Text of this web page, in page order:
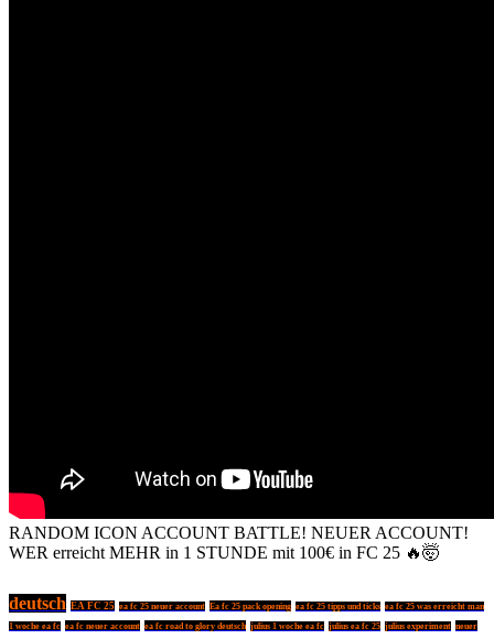
RANDOM ICON ACCOUNT BATTLE! NEUER ACCOUNT!
WER erreicht MEHR in 1 STUNDE mit 100€ in FC 25 🔥🤯
deutsch EA FC 25 ea fc 25 neuer account Ea fc 25 pack opening ea fc 25 tipps und ticks ea fc 25 was erreicht man
1 woche ea fc ea fc neuer account ea fc road to glory deutsch julius 1 woche ea fc julius ea fc 25 julius experiment neuer